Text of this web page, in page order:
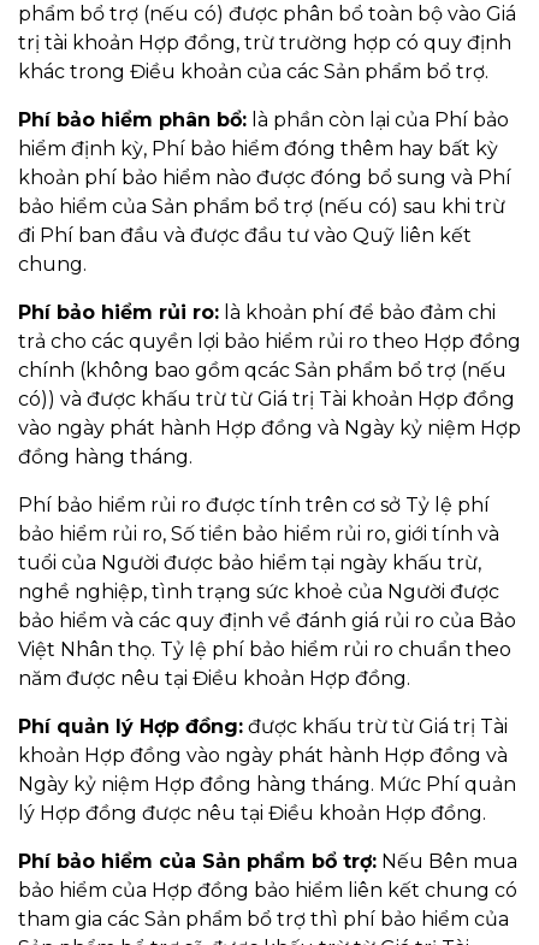
phẩm bổ trợ (nếu có) được phân bổ toàn bộ vào Giá
trị tài khoản Hợp đồng, trừ trường hợp có quy định
khác trong Điều khoản của các Sản phẩm bổ trợ.
Phí bảo hiểm phân bổ: là phần còn lại của Phí bảo
hiểm định kỳ, Phí bảo hiểm đóng thêm hay bất kỳ
khoản phí bảo hiểm nào được đóng bổ sung và Phí
bảo hiểm của Sản phẩm bổ trợ (nếu có) sau khi trừ
đi Phí ban đầu và được đầu tư vào Quỹ liên kết
chung.
Phí bảo hiểm rủi ro: là khoản phí để bảo đảm chi
trả cho các quyền lợi bảo hiểm rủi ro theo Hợp đồng
chính (không bao gồm qcác Sản phẩm bổ trợ (nếu
có)) và được khấu trừ từ Giá trị Tài khoản Hợp đồng
vào ngày phát hành Hợp đồng và Ngày kỷ niệm Hợp
đồng hàng tháng.
Phí bảo hiểm rủi ro được tính trên cơ sở Tỷ lệ phí
bảo hiểm rủi ro, Số tiền bảo hiểm rủi ro, giới tính và
tuổi của Người được bảo hiểm tại ngày khấu trừ,
nghề nghiệp, tình trạng sức khoẻ của Người được
bảo hiểm và các quy định về đánh giá rủi ro của Bảo
Việt Nhân thọ. Tỷ lệ phí bảo hiểm rủi ro chuẩn theo
năm được nêu tại Điều khoản Hợp đồng.
Phí quản lý Hợp đồng: được khấu trừ từ Giá trị Tài
khoản Hợp đồng vào ngày phát hành Hợp đồng và
Ngày kỷ niệm Hợp đồng hàng tháng. Mức Phí quản
lý Hợp đồng được nêu tại Điều khoản Hợp đồng.
Phí bảo hiểm của Sản phẩm bổ trợ: Nếu Bên mua
bảo hiểm của Hợp đồng bảo hiểm liên kết chung có
tham gia các Sản phẩm bổ trợ thì phí bảo hiểm của